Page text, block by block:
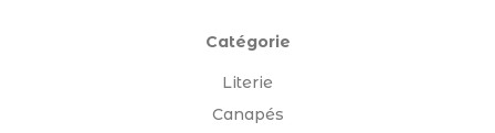
Catégorie
Literie
Canapés